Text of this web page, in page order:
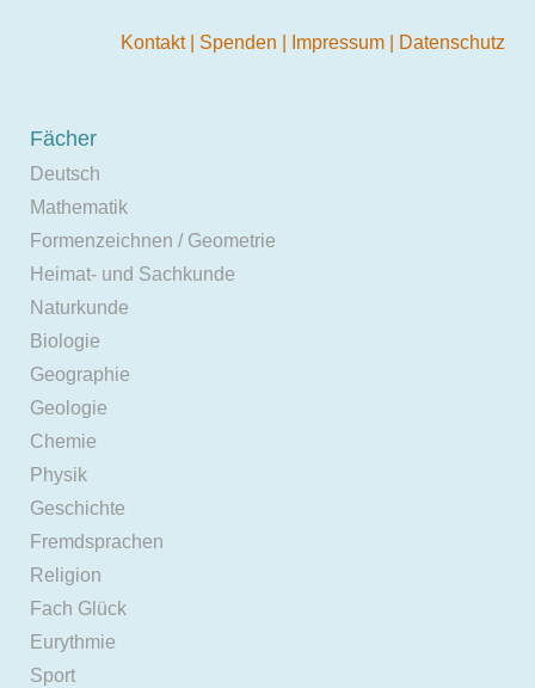
Kontakt Spenden Impressum Datenschutz
Fächer
Deutsch
Mathematik
Formenzeichnen / Geometrie
Heimat- und Sachkunde
Naturkunde
Biologie
Geographie
Geologie
Chemie
Physik
Geschichte
Fremdsprachen
Religion
Fach Glück
Eurythmie
Sport